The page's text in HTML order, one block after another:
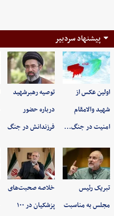
پیشنهاد سردبیر
اولین عکس از
شهید والامقام
امنیت در جنگ…
توصیه رهبرشهید
درباره حضور
فرزندانش در جنگ
تبریک رئیس
مجلس به مناسبت
خلاصه صحبت‌های
پزشکیان در ۱۰۰